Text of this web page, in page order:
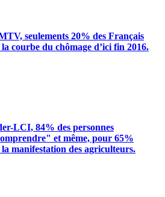
seulements 20% des Français
courbe du chômage d’ici fin 2016.
LCI, 84% des personnes
et même, pour 65%
manifestation des agriculteurs.